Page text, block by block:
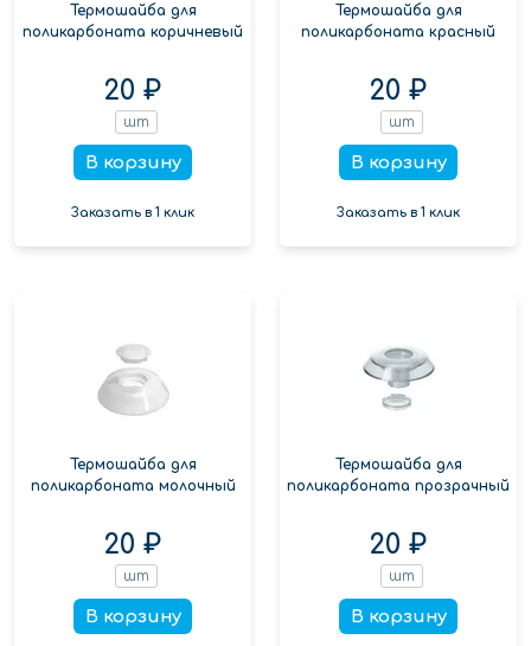
Термошайба для
поликарбоната коричневый
20 ₽
шт
В корзину
Заказать в 1 клик
Термошайба для
поликарбоната красный
20 ₽
шт
В корзину
Заказать в 1 клик
Термошайба для
поликарбоната молочный
20 ₽
шт
В корзину
Термошайба для
поликарбоната прозрачный
20 ₽
шт
В корзину